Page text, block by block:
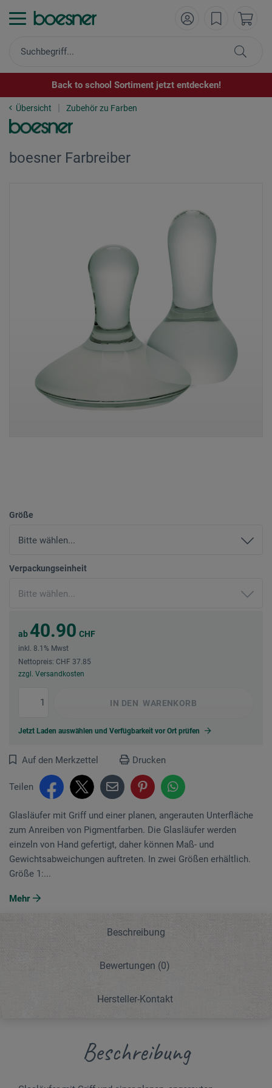
Back to school Sortiment jetzt entdecken!
Übersicht Zubehör zu Farben
boesner Farbreiber
Größe
Verpackungseinheit
ab 40.90 CHF
inkl. 8.1% Mwst
Nettopreis: CHF 37.85
zzgl. Versandkosten
IN DEN WARENKORB
Jetzt Laden auswählen und Verfügbarkeit vor Ort prüfen
Auf den Merkzettel Drucken
Teilen
Glasläufer mit Griff und einer planen, angerauten Unterfläche
zum Anreiben von Pigmentfarben. Die Glasläufer werden
einzeln von Hand gefertigt, daher können Maß- und
Gewichtsabweichungen auftreten. In zwei Größen erhältlich.
Größe 1:...
Mehr
Beschreibung
Bewertungen (0)
Hersteller-Kontakt
Beschreibung